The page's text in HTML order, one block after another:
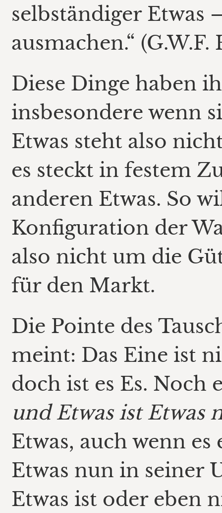
selbständiger Etwas
ausmachen.“ (G.W.F.
Diese Dinge haben
insbesondere wenn
Etwas steht also
es steckt in festem
anderen Etwas. So
Konfiguration der
also nicht um die
für den Markt.
Die Pointe des
meint: Das Eine ist
doch ist es Es. Noch
und Etwas ist Etwas
Etwas, auch wenn
Etwas nun in seiner
Etwas ist oder eben